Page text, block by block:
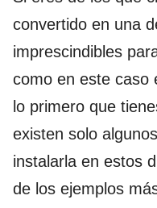
convertido en una
imprescindibles
como en este caso
lo primero que
existen solo
instalarla en estos
de los ejemplos